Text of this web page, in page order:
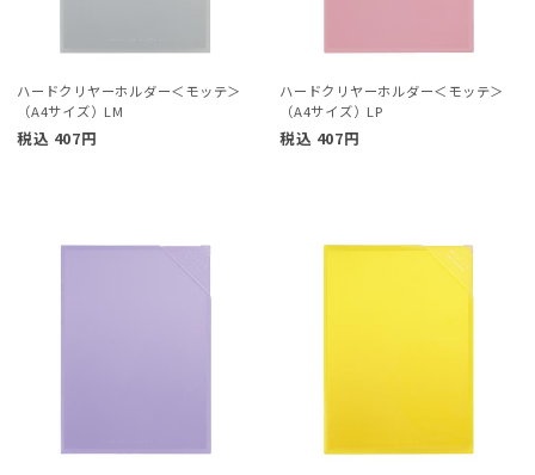
ハードクリヤーホルダー＜モッテ＞
（A4サイズ）LM
税込 407円
ハードクリヤーホルダー＜モッテ＞
（A4サイズ）LP
税込 407円